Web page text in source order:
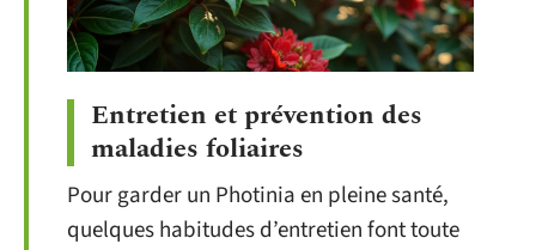
Entretien et prévention des
maladies foliaires
Pour garder un Photinia en pleine santé,
quelques habitudes d’entretien font toute